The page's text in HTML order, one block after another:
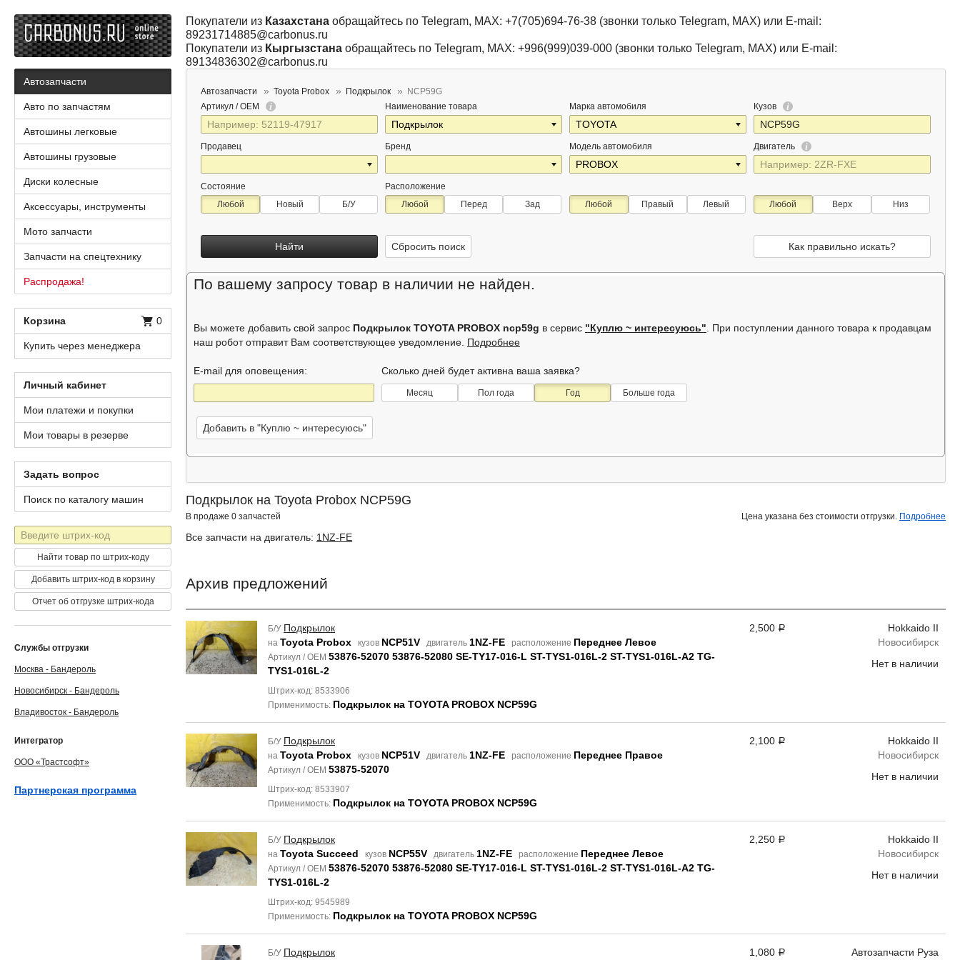
Покупатели из Казахстана обращайтесь по Telegram, MAX: +7(705)694-76-38 (звонки только Telegram, MAX) или E-mail:
89231714885@carbonus.ru
Покупатели из Кыргызстана обращайтесь по Telegram, MAX: +996(999)039-000 (звонки только Telegram, MAX) или E-mail:
89134836302@carbonus.ru
Автозапчасти Toyota Probox Подкрылок
NCP59G
Артикул / OEM
Продавец
Наименование товара
Бренд
Марка автомобиля
Модель автомобиля
Кузов
Двигатель
Состояние
Любой
Новый Б/У
Расположение
Любой
Перед Зад Любой Правый Левый Любой Верх Низ
Найти Сбросить поиск Как правильно искать?
По вашему запросу товар в наличии не найден.
Вы можете добавить свой запрос Подкрылок TOYOTA PROBOX ncp59g в сервис "Куплю ~ интересуюсь" . При поступлении данного товара к продавцам
наш робот отправит Вам соответствующее уведомление. Подробнее
E-mail для оповещения: Сколько дней будет активна ваша заявка?
Месяц Пол года Год Больше года
Добавить в "Куплю ~ интересуюсь"
Подкрылок на Toyota Probox NCP59G
В продаже 0 запчастей Цена указана без стоимости отгрузки. Подробнее
Все запчасти на двигатель: 1NZ-FE
Архив предложений
Б/У Подкрылок
на Toyota Probox кузов NCP51V двигатель 1NZ-FE расположение Переднее Левое
Артикул / OEM 53876-52070 53876-52080 SE-TY17-016-L ST-TYS1-016L-2 ST-TYS1-016L-A2 TG-
TYS1-016L-2
Штрих-код: 8533906
Применимость: Подкрылок на TOYOTA PROBOX NCP59G
2,500 Р
Hokkaido II
Новосибирск
Нет в наличии
Б/У Подкрылок
на Toyota Probox кузов NCP51V двигатель 1NZ-FE расположение Переднее Правое
Артикул / OEM 53875-52070
Штрих-код: 8533907
Применимость: Подкрылок на TOYOTA PROBOX NCP59G
2,100 Р
Hokkaido II
Новосибирск
Нет в наличии
Б/У Подкрылок
на Toyota Succeed кузов NCP55V двигатель 1NZ-FE расположение Переднее Левое
Артикул / OEM 53876-52070 53876-52080 SE-TY17-016-L ST-TYS1-016L-2 ST-TYS1-016L-A2 TG-
TYS1-016L-2
Штрих-код: 9545989
Применимость: Подкрылок на TOYOTA PROBOX NCP59G
2,250 Р
Hokkaido II
Новосибирск
Нет в наличии
Б/У Подкрылок 1,080 Р Автозапчасти Руза
Автозапчасти
Авто по запчастям
Автошины легковые
Автошины грузовые
Диски колесные
Аксессуары, инструменты
Мото запчасти
Запчасти на спецтехнику
Распродажа!
Корзина 0
Купить через менеджера
Личный кабинет
Мои платежи и покупки
Мои товары в резерве
Задать вопрос
Поиск по каталогу машин
Штрих-
код
Найти товар по штрих-коду
Добавить штрих-код в корзину
Отчет об отгрузке штрих-кода
Службы отгрузки
Москва - Бандероль
Новосибирск - Бандероль
Владивосток - Бандероль
Интегратор
ООО «Трастсофт»
Партнерская программа